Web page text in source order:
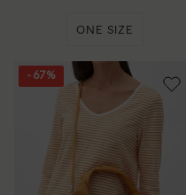
ONE SIZE
- 67%